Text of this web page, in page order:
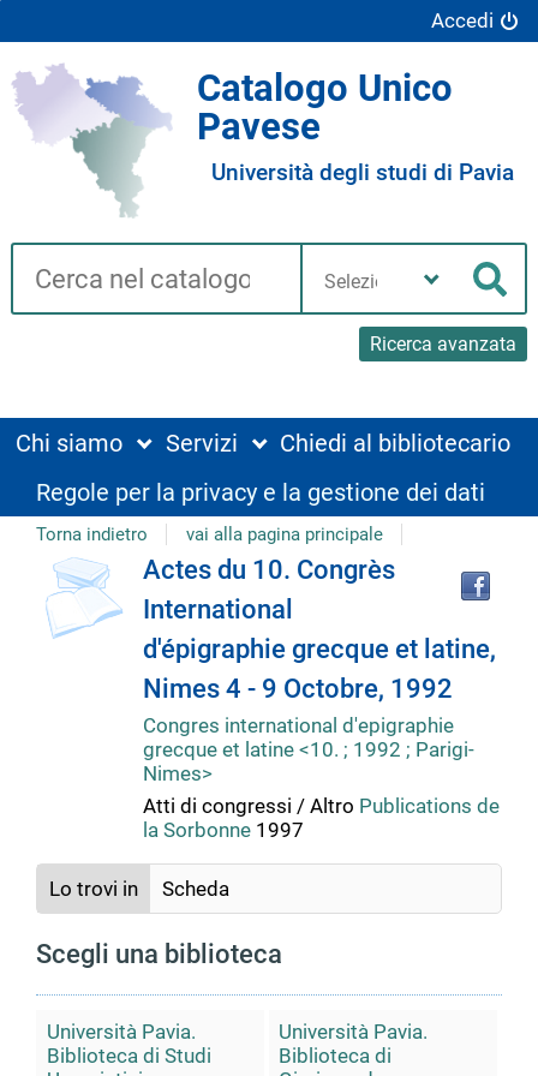
Accedi
Catalogo Unico
Pavese
Università degli studi di Pavia
Cerca su "Catalogo"
Ricerca avanzata
biblioteca
Chi siamo Servizi
Chiedi al bibliotecario
Regole per la privacy e la gestione dei dati
Torna indietro vai alla pagina principale
Dettaglio
del
documento
Actes du 10. Congrès
International
d'épigraphie grecque et latine,
Nimes 4 - 9 Octobre, 1992
Congres international d'epigraphie
grecque et latine <10. ; 1992 ; Parigi-
Nimes>
Atti di congressi / Altro Publications de
la Sorbonne 1997
Lo trovi in Scheda
Scegli una biblioteca
Università Pavia.
Biblioteca di Studi
Università Pavia.
Biblioteca di